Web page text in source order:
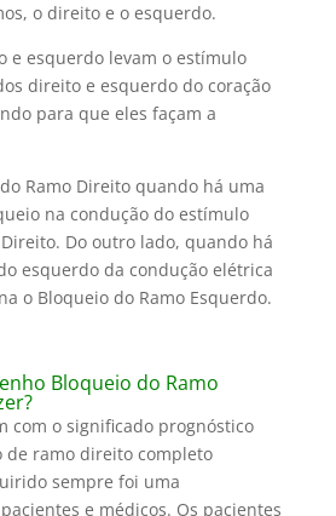
o direito e o esquerdo.
e esquerdo levam o estímulo
direito e esquerdo do coração
para que eles façam a
Ramo Direito quando há uma
na condução do estímulo
Do outro lado, quando há
esquerdo da condução elétrica
o Bloqueio do Ramo Esquerdo.
Bloqueio do Ramo
com o significado prognóstico
de ramo direito completo
sempre foi uma
e médicos. Os pacientes